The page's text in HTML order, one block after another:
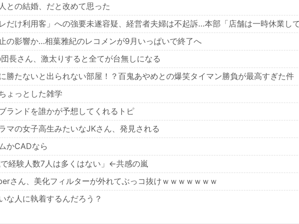
との結婚、だと改めて思った
だけ利用客」への強要未遂容疑、経営者夫婦は不起訴…本部「店舗は一時休業し
の影響か…相葉雅紀のレコメンが9月いっぱいで終了へ
団長さん、激太りすると全てが台無しになる
勝たないと出られない部屋！？百鬼あやめとの爆笑タイマン勝負が最高すぎた件
ょっとした雑学
ランドを誰かが予想してくれるトピ
マの女子高生みたいなJKさん、発見される
かCADなら
で経験人数7人は多くはない」←共感の嵐
さん、美化フィルターが外れてぶっコ抜けｗｗｗｗｗｗｗ
な人に執着するんだろう？